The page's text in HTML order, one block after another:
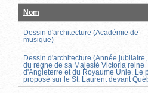
Nom
Dessin d'architecture (Académie de
musique)
Dessin d'architecture (Année jubilaire,
du règne de sa Majesté Victoria reine
d'Angleterre et du Royaume Unie. Le
proposé sur le St. Laurent devant